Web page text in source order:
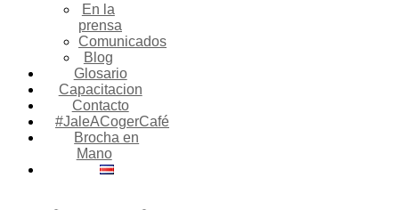
En la
prensa
Comunicados
Blog
Glosario
Capacitacion
Contacto
#JaleACogerCafé
Brocha en
Mano